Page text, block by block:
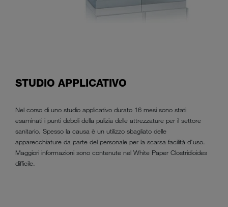
STUDIO APPLICATIVO
Nel corso di uno studio applicativo durato 16 mesi sono stati
esaminati i punti deboli della pulizia delle attrezzature per il settore
sanitario. Spesso la causa è un utilizzo sbagliato delle
apparecchiature da parte del personale per la scarsa facilità d'uso.
Maggiori informazioni sono contenute nel White Paper Clostridioides
difficile.